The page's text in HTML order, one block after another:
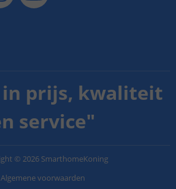
in prijs, kwaliteit
service"
© 2026 SmarthomeKoning
Algemene voorwaarden